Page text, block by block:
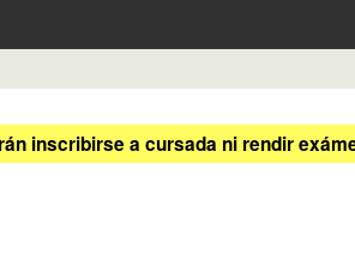
inscribirse a cursada ni rendir